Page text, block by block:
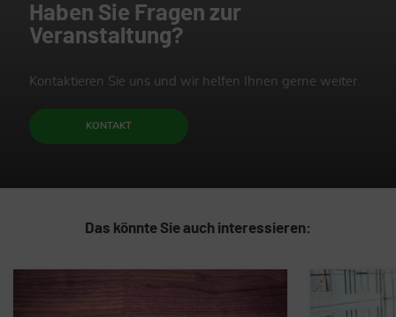
Haben Sie Fragen zur
Veranstaltung?
Kontaktieren Sie uns und wir helfen Ihnen gerne weiter.
KONTAKT
Das könnte Sie auch interessieren: